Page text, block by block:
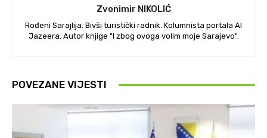
Zvonimir NIKOLIĆ
Rođeni Sarajlija. Bivši turistički radnik. Kolumnista portala Al
Jazeera. Autor knjige "I zbog ovoga volim moje Sarajevo".
POVEZANE VIJESTI